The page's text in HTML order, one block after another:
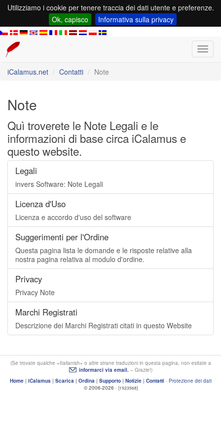
Utilizziamo i cookie per tenere traccia dei dati utente e preferenze.
Ok, capisco
Informativa sulla privacy
iCalamus.net
Contatti Note
Note
Quì troverete le Note Legali e le
informazioni di base circa iCalamus e
questo website.
Legali
invers Software: Note Legali
Licenza d'Uso
Licenza e accordo d'uso del software
Suggerimenti per l'Ordine
Questa pagina lista le domande e le risposte relative alla
nostra pagina relativa al modulo d'ordine.
Privacy
Privacy Note
Marchi Registrati
Descrizione dei Marchi Registrati citati in questo Website
(Se trovate qualche Italianish
o altre strane traduzioni in questa pagina, non esitate a
informarci via email.– Grazie!)
Home| iCalamus| Scarica | Ordina | Supporto| Notizie| Contatti · Protezione dei dati
© 2006-2026 · [1523568]